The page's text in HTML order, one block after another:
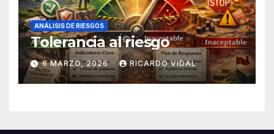
ANÁLISIS DE RIESGOS
Tolerancia al riesgo
6 MARZO, 2026 RICARDO VIDAL